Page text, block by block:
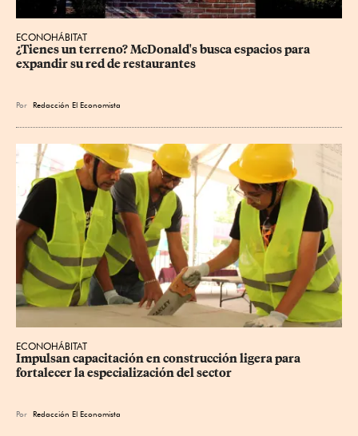
ECONOHÁBITAT
¿Tienes un terreno? McDonald's busca espacios para
expandir su red de restaurantes
Por Redacción El Economista
ECONOHÁBITAT
Impulsan capacitación en construcción ligera para
fortalecer la especialización del sector
Por Redacción El Economista